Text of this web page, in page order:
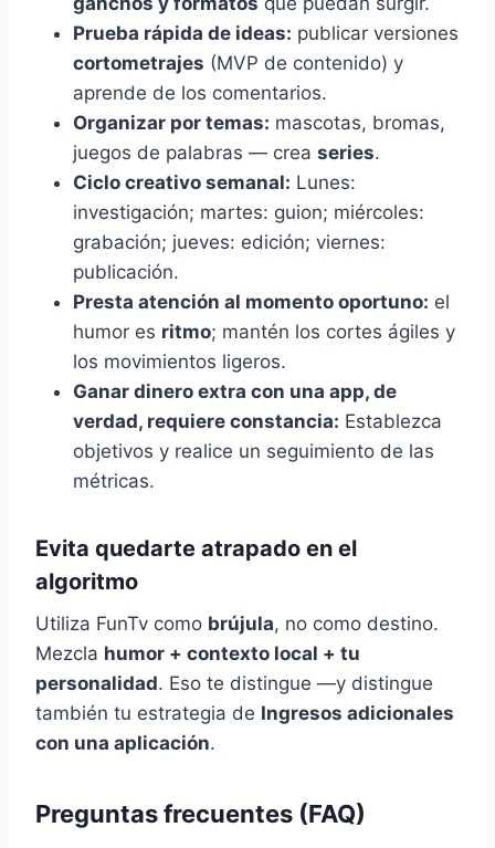
Prueba rápida de ideas: publicar versiones
cortometrajes (MVP de contenido) y
aprende de los comentarios.
Organizar por temas: mascotas, bromas,
juegos de palabras — crea series.
Ciclo creativo semanal: Lunes:
investigación; martes: guion; miércoles:
grabación; jueves: edición; viernes:
publicación.
Presta atención al momento oportuno: el
humor es ritmo; mantén los cortes ágiles y
los movimientos ligeros.
Ganar dinero extra con una app, de
verdad, requiere constancia: Establezca
objetivos y realice un seguimiento de las
métricas.
Evita quedarte atrapado en el
algoritmo
Utiliza FunTv como brújula, no como destino.
Mezcla humor + contexto local + tu
personalidad. Eso te distingue —y distingue
también tu estrategia de Ingresos adicionales
con una aplicación.
Preguntas frecuentes (FAQ)